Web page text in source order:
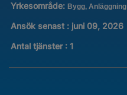
Yrkesområde: Bygg, Anläggning
Ansök senast : juni 09, 2026
Antal tjänster : 1